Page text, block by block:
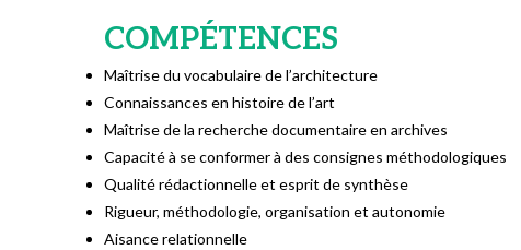
COMPÉTENCES
Maîtrise du vocabulaire de l’architecture
Connaissances en histoire de l’art
Maîtrise de la recherche documentaire en archives
Capacité à se conformer à des consignes méthodologiques
Qualité rédactionnelle et esprit de synthèse
Rigueur, méthodologie, organisation et autonomie
Aisance relationnelle